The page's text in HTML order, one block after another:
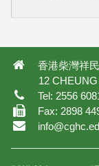
香港柴灣祥
12
Tel: 2556
Fax: 2898